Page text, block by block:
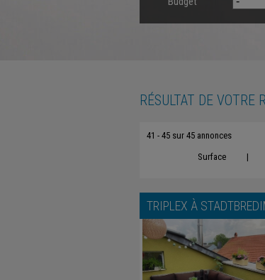
RÉSULTAT DE VOTRE
41 - 45 sur 45 annonces
Surface
|
TRIPLEX À